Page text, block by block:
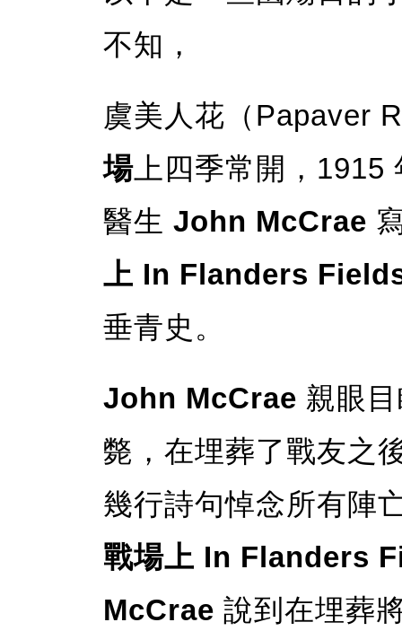
不知，
虞美人花（Papaver
場 上四季常開，
醫生 John McCrae
上 In Flanders
垂青史。
John McCrae 親眼
斃，在埋葬了戰友之
幾行詩句悼念所有陣
戰場上 In Flanders
McCrae 說到在埋葬